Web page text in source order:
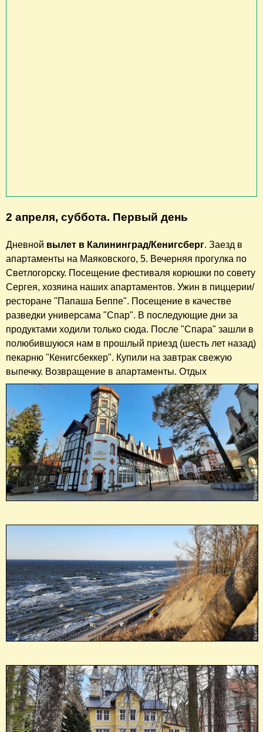
2 апреля, суббота. Первый день
Дневной вылет в Калининград/Кенигсберг. Заезд в
апартаменты на Маяковского, 5. Вечерняя прогулка по
Светлогорску. Посещение фестиваля корюшки по совету
Сергея, хозяина наших апартаментов. Ужин в пиццерии/
ресторане "Папаша Беппе". Посещение в качестве
разведки универсама "Спар". В последующие дни за
продуктами ходили только сюда. После "Спара" зашли в
полюбившуюся нам в прошлый приезд (шесть лет назад)
пекарню "Кенигсбеккер". Купили на завтрак свежую
выпечку. Возвращение в апартаменты. Отдых